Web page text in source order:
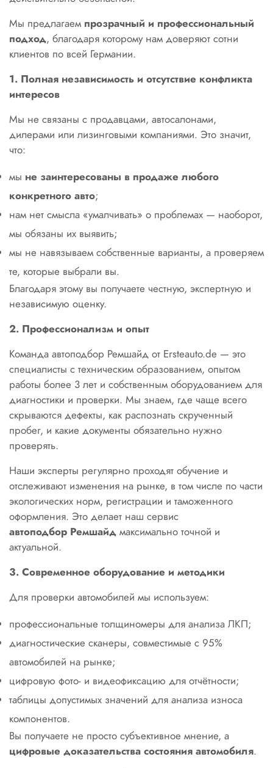
Мы предлагаем прозрачный и профессиональный
подход, благодаря которому нам доверяют сотни
клиентов по всей Германии.
1. Полная независимость и отсутствие конфликта
интересов
Мы не связаны с продавцами, автосалонами,
дилерами или лизинговыми компаниями. Это значит,
что:
мы не заинтересованы в продаже любого
конкретного авто;
нам нет смысла «умалчивать» о проблемах — наоборот,
мы обязаны их выявить;
мы не навязываем собственные варианты, а проверяем
те, которые выбрали вы.
Благодаря этому вы получаете честную, экспертную и
независимую оценку.
2. Профессионализм и опыт
Команда автоподбор Ремшайд от Ersteauto.de — это
специалисты с техническим образованием, опытом
работы более 3 лет и собственным оборудованием для
диагностики и проверки. Мы знаем, где чаще всего
скрываются дефекты, как распознать скрученный
пробег, и какие документы обязательно нужно
проверять.
Наши эксперты регулярно проходят обучение и
отслеживают изменения на рынке, в том числе по части
экологических норм, регистрации и таможенного
оформления. Это делает наш сервис
автоподбор Ремшайд максимально точной и
актуальной.
3. Современное оборудование и методики
Для проверки автомобилей мы используем:
профессиональные толщиномеры для анализа ЛКП;
диагностические сканеры, совместимые с 95%
автомобилей на рынке;
цифровую фото- и видеофиксацию для отчётности;
таблицы допустимых значений для анализа износа
компонентов.
Вы получаете не просто субъективное мнение, а
цифровые доказательства состояния автомобиля.